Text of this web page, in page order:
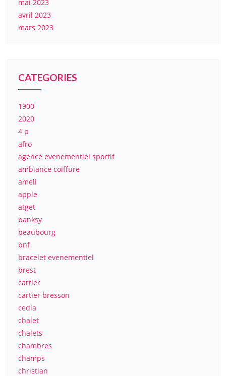
mai 2023
avril 2023
mars 2023
CATEGORIES
1900
2020
4 p
afro
agence evenementiel sportif
ambiance coiffure
ameli
apple
atget
banksy
beaubourg
bnf
bracelet evenementiel
brest
cartier
cartier bresson
cedia
chalet
chalets
chambres
champs
christian